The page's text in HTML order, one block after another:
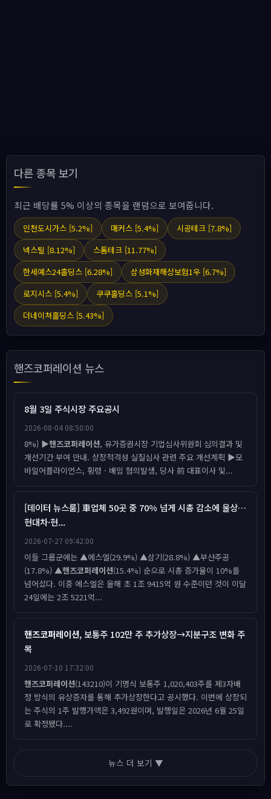
다른 종목 보기
최근 배당률 5% 이상의 종목을 랜덤으로 보여줍니다.
인천도시가스 [5.2%] 매커스 [5.4%]
시공테크 [7.8%]
넥스틸 [8.12%]
스톰테크 [11.77%]
한세예스24홀딩스 [6.28%]
삼성화재해상보험1우 [6.7%]
로지시스 [5.4%]
쿠쿠홀딩스 [5.1%]
더네이쳐홀딩스 [5.43%]
핸즈코퍼레이션 뉴스
8월 3일 주식시장 주요공시
2026-08-04 08:50:00
8%) ▶핸즈코퍼레이션, 유가증권시장 기업심사위원회 심의결과 및
개선기간 부여 안내. 상장적격성 실질심사 관련 주요 개선계획 ▶모
바일어플라이언스, 횡령ㆍ배임 혐의발생, 당사 前 대표이사 및...
[데이터 뉴스룸] 車업체 50곳 중 70% 넘게 시총 감소에 울상…
현대차·현...
2026-07-27 09:42:00
이들 그룹군에는 ▲에스엘(29.9%) ▲삼기(28.8%) ▲부산주공
(17.8%) ▲핸즈코퍼레이션(15.4%) 순으로 시총 증가율이 10%를
넘어섰다. 이중 에스엘은 올해 초 1조 9415억 원 수준이던 것이 이달
24일에는 2조 5221억...
핸즈코퍼레이션, 보통주 102만 주 추가상장→지분구조 변화 주
목
2026-07-10 17:32:00
핸즈코퍼레이션(143210)이 기명식 보통주 1,020,403주를 제3자배
정 방식의 유상증자를 통해 추가상장한다고 공시했다. 이번에 상장되
는 주식의 1주 발행가액은 3,492원이며, 발행일은 2026년 6월 25일
로 확정됐다....
뉴스 더 보기 ▼